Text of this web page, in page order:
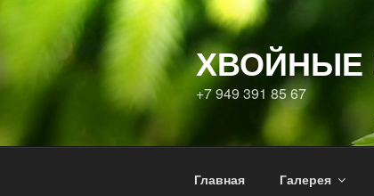
Перейти
содержимому
ХВОЙНЫЕ
+7 949 391 85 67
Главная Галерея